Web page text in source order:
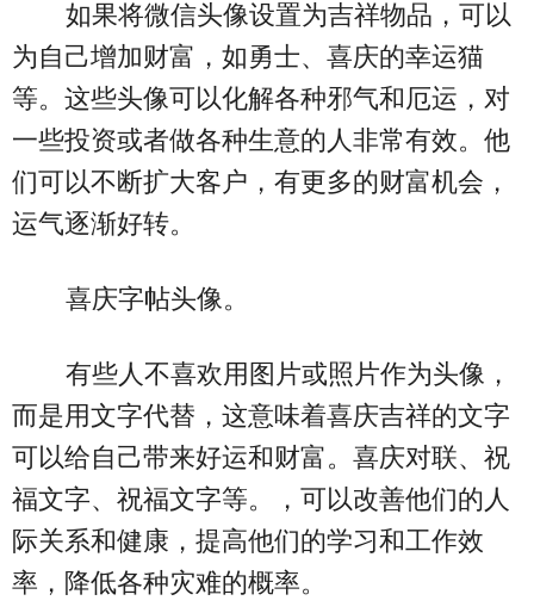
如果将微信头像设置为吉祥物品，可以
为自己增加财富，如勇士、喜庆的幸运猫
等。这些头像可以化解各种邪气和厄运，对
一些投资或者做各种生意的人非常有效。他
们可以不断扩大客户，有更多的财富机会，
运气逐渐好转。
喜庆字帖头像。
有些人不喜欢用图片或照片作为头像，
而是用文字代替，这意味着喜庆吉祥的文字
可以给自己带来好运和财富。喜庆对联、祝
福文字、祝福文字等。，可以改善他们的人
际关系和健康，提高他们的学习和工作效
率，降低各种灾难的概率。